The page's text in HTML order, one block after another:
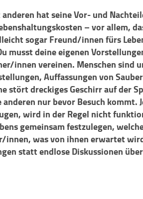
hat seine Vor- und
– vor allem,
sogar Freund/innen fürs
musst deine eigenen
innen vereinen. Menschen sind
Auffassungen von
stört dreckiges Geschirr auf der
nur bevor Besuch kommt.
wird in der Regel nicht
gemeinsam festzulegen,
innen, was von ihnen erwartet
statt endlose Diskussionen